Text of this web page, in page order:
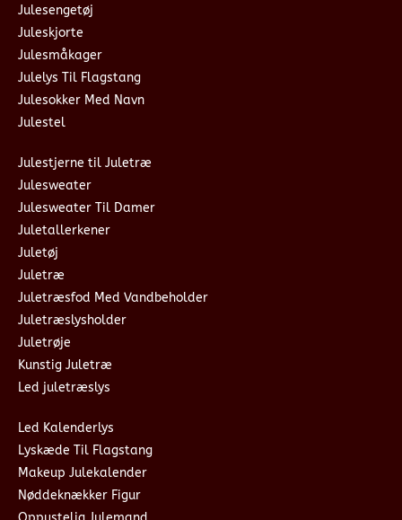
Julesengetøj
Juleskjorte
Julesmåkager
Julelys Til Flagstang
Julesokker Med Navn
Julestel
Julestjerne til Juletræ
Julesweater
Julesweater Til Damer
Juletallerkener
Juletøj
Juletræ
Juletræsfod Med Vandbeholder
Juletræslysholder
Juletrøje
Kunstig Juletræ
Led juletræslys
Led Kalenderlys
Lyskæde Til Flagstang
Makeup Julekalender
Nøddeknækker Figur